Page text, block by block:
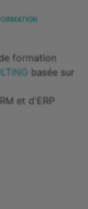
formation
basée sur
et d'ERP